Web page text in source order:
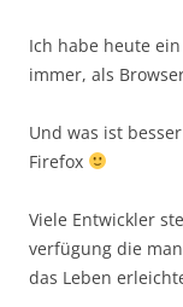
Ich habe heute
immer, als
Und was ist
Firefox
Viele Entwickler
verfügung die
das Leben